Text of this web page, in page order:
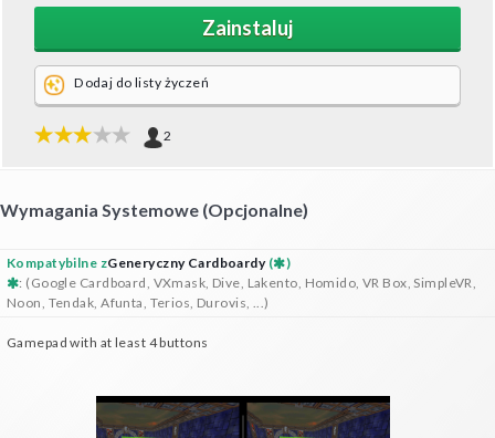
Zainstaluj
Dodaj do listy życzeń
2
Wymagania Systemowe (opcjonalne)
Kompatybilne zGeneryczny Cardboardy (
)
: (Google Cardboard, VXmask, Dive, Lakento, Homido, VR Box, SimpleVR,
Noon, Tendak, Afunta, Terios, Durovis, ...)
Gamepad with at least 4 buttons